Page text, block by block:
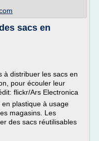
sacs en
à distribuer les sacs en
pour écouler leur
flickr/Ars Electronica
plastique à usage
magasins. Les
des sacs réutilisables